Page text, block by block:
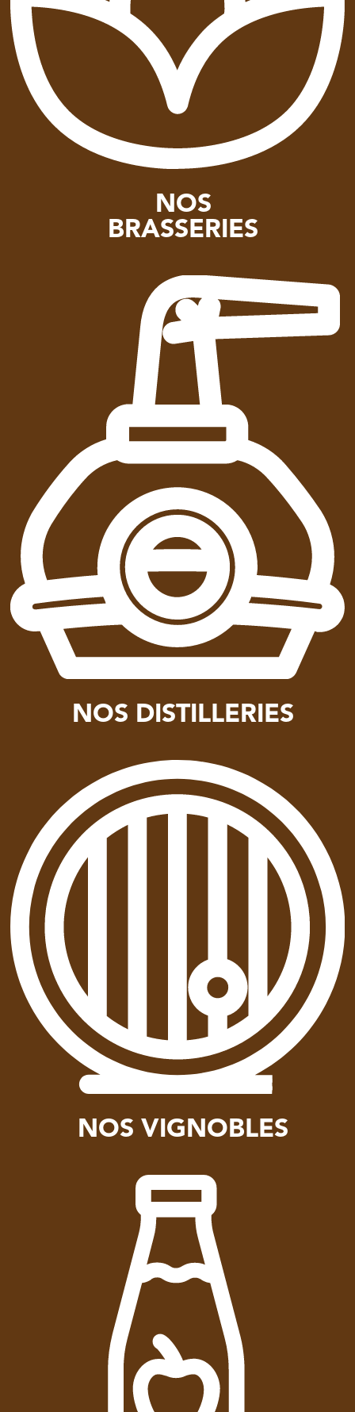
NOS
BRASSERIES
NOS DISTILLERIES
NOS VIGNOBLES